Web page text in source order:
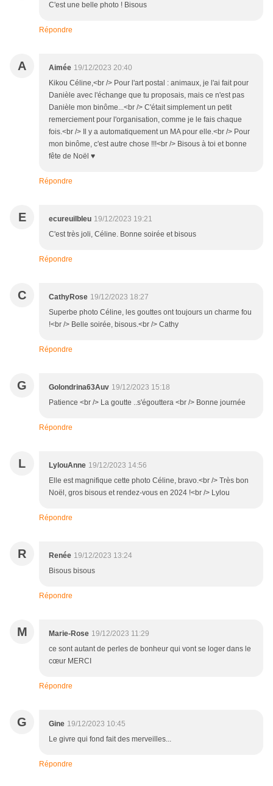
C'est une belle photo ! Bisous
Répondre
A Aimée 19/12/2023 20:40
Kikou Céline,<br /> Pour l'art postal : animaux, je l'ai fait pour
Danièle avec l'échange que tu proposais, mais ce n'est pas
Danièle mon binôme...<br /> C'était simplement un petit
remerciement pour l'organisation, comme je le fais chaque
fois.<br /> Il y a automatiquement un MA pour elle.<br /> Pour
mon binôme, c'est autre chose !!!<br /> Bisous à toi et bonne
fête de Noël ♥
Répondre
E ecureuilbleu 19/12/2023 19:21
C'est très joli, Céline. Bonne soirée et bisous
Répondre
C CathyRose 19/12/2023 18:27
Superbe photo Céline, les gouttes ont toujours un charme fou
!<br /> Belle soirée, bisous.<br /> Cathy
Répondre
G Golondrina63Auv 19/12/2023 15:18
Patience <br /> La goutte ..s'égouttera <br /> Bonne journée
Répondre
L LylouAnne 19/12/2023 14:56
Elle est magnifique cette photo Céline, bravo.<br /> Très bon
Noël, gros bisous et rendez-vous en 2024 !<br /> Lylou
Répondre
R Renée 19/12/2023 13:24
Bisous bisous
Répondre
M Marie-Rose 19/12/2023 11:29
ce sont autant de perles de bonheur qui vont se loger dans le
cœur MERCI
Répondre
G Gine 19/12/2023 10:45
Le givre qui fond fait des merveilles...
Répondre